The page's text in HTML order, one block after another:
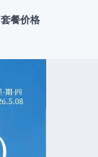
套餐价格